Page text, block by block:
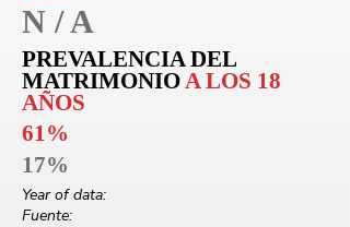
N / A
PREVALENCIA DEL
MATRIMONIOA LOS 18
AÑOS
61%
17%
Year of data:
Fuente: